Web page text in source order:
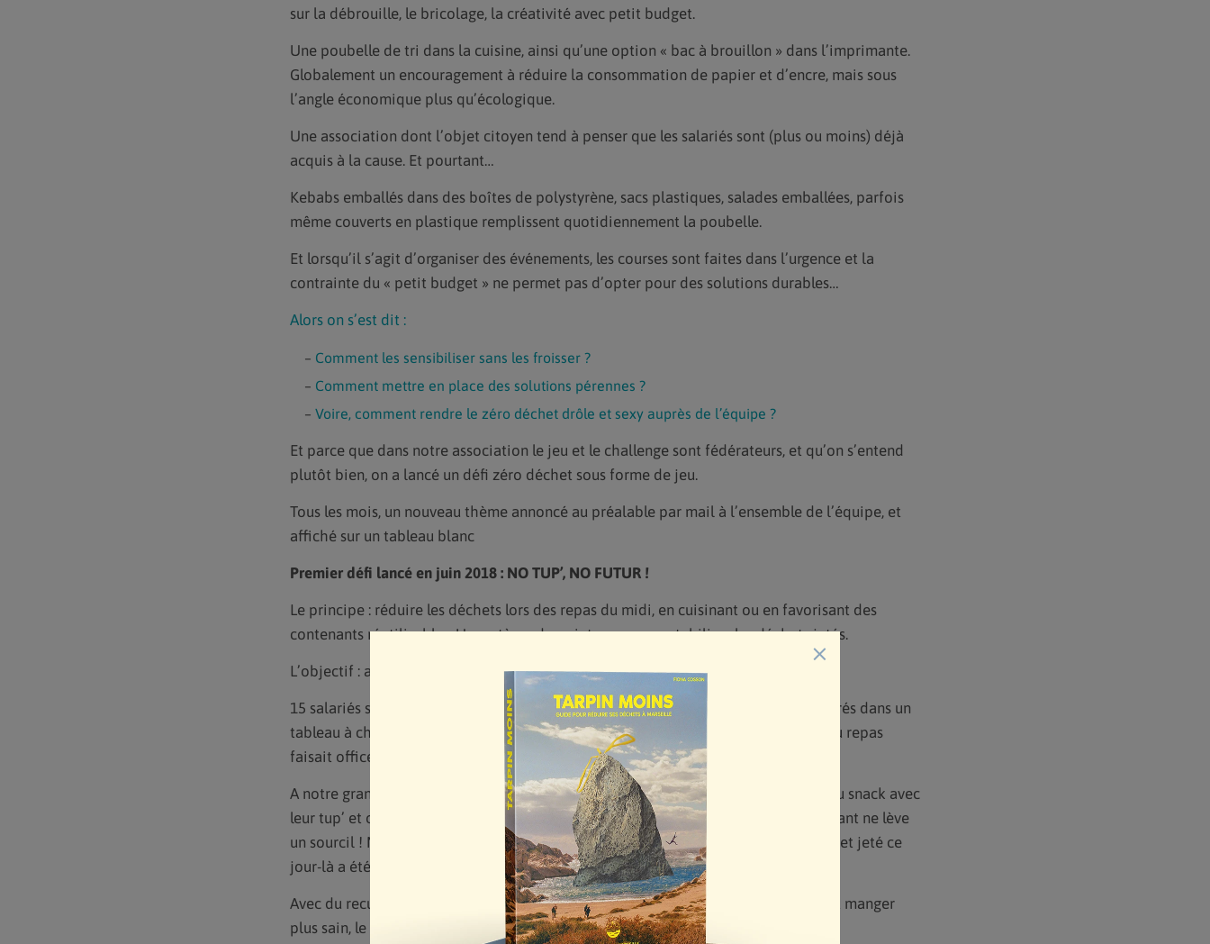
sur la débrouille, le bricolage, la créativité avec petit budget.
Une poubelle de tri dans la cuisine, ainsi qu’une option « bac à brouillon » dans l’imprimante.
Globalement un encouragement à réduire la consommation de papier et d’encre, mais sous
l’angle économique plus qu’écologique.
Une association dont l’objet citoyen tend à penser que les salariés sont (plus ou moins) déjà
acquis à la cause. Et pourtant…
Kebabs emballés dans des boîtes de polystyrène, sacs plastiques, salades emballées, parfois
même couverts en plastique remplissent quotidiennement la poubelle.
Et lorsqu’il s’agit d’organiser des événements, les courses sont faites dans l’urgence et la
contrainte du « petit budget » ne permet pas d’opter pour des solutions durables…
Alors on s’est dit :
Comment les sensibiliser sans les froisser ?
Comment mettre en place des solutions pérennes ?
Voire, comment rendre le zéro déchet drôle et sexy auprès de l’équipe ?
Et parce que dans notre association le jeu et le challenge sont fédérateurs, et qu’on s’entend
plutôt bien, on a lancé un défi zéro déchet sous forme de jeu.
Tous les mois, un nouveau thème annoncé au préalable par mail à l’ensemble de l’équipe, et
affiché sur un tableau blanc
Premier défi lancé en juin 2018 : NO TUP’, NO FUTUR !
Le principe : réduire les déchets lors des repas du midi, en cuisinant ou en favorisant des
contenants réutilisables. Un système de points pour comptabiliser les déchets jetés.
L’objectif : avoir le moins de point possible.
15 salariés se sont inscrits et ont joué le jeu pendant 1 mois. Les points étaient entrés dans un
tableau à chaque fin de repas, et pour ceux et celles en déplacement, une photo du repas
faisait office de preuve.
A notre grande surprise, le premier jour du défi, une partie des salariés sont allés au snack avec
leur tup’ et ont demandé à ce que leur kebab leur soit servi dedans, sans que le gérant ne lève
un sourcil ! Mission accomplie, même la direction s’est prêtée au jeu ! Le seul déchet jeté ce
jour-là a été un pot de yaourt ! Bravo l’équipe 🙂
Avec du recul, la perspective de l’été a aussi motivé certains collègues à cuisiner et manger
plus sain, le timing du défi c’est important !
×